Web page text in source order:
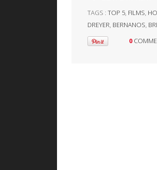
TAGS : TOP 5, FILMS,
DREYER, BERNANOS,
0